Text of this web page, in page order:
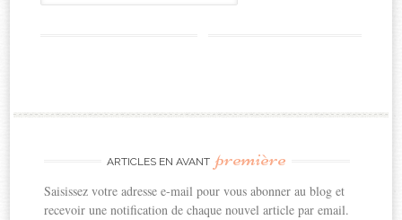
ARTICLES EN AVANT première
Saisissez votre adresse e-mail pour vous abonner au blog et
recevoir une notification de chaque nouvel article par email.